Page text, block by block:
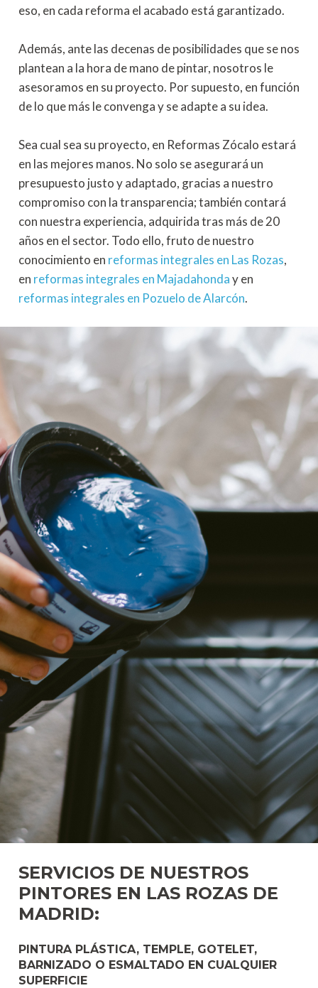
eso, en cada reforma el acabado está garantizado.
Además, ante las decenas de posibilidades que se nos
plantean a la hora de mano de pintar, nosotros le
asesoramos en su proyecto. Por supuesto, en función
de lo que más le convenga y se adapte a su idea.
Sea cual sea su proyecto, en Reformas Zócalo estará
en las mejores manos. No solo se asegurará un
presupuesto justo y adaptado, gracias a nuestro
compromiso con la transparencia; también contará
con nuestra experiencia, adquirida tras más de 20
años en el sector. Todo ello, fruto de nuestro
conocimiento en reformas integrales en Las Rozas,
en reformas integrales en Majadahonday en
reformas integrales en Pozuelo de Alarcón.
SERVICIOS DE NUESTROS
PINTORES EN LAS ROZAS DE
MADRID:
PINTURA PLÁSTICA, TEMPLE, GOTELET,
BARNIZADO O ESMALTADO EN CUALQUIER
SUPERFICIE